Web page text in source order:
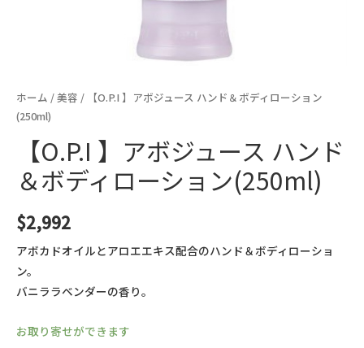
ホーム /美容 / 【O.P.I 】アボジュース ハンド＆ボディローション
(250ml)
【O.P.I 】アボジュース ハンド
＆ボディローション(250ml)
$2,992
アボカドオイルとアロエエキス配合のハンド＆ボディローショ
ン。
バニララベンダーの香り。
お取り寄せができます